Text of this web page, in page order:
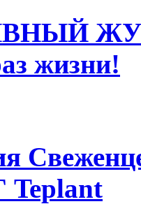
жизни!
Teplant